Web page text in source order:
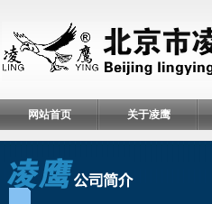
网站首页 关于凌鹰